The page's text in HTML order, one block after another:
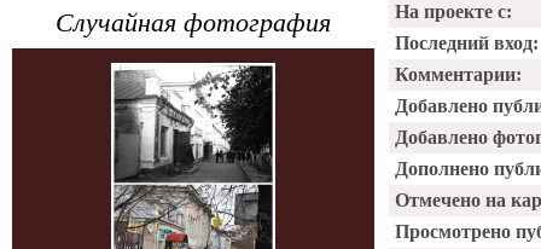
Случайная фотография
На проекте с:
Последний вход:
Комментарии:
Добавлено
Добавлено
Дополнено
Отмечено на
Просмотрено